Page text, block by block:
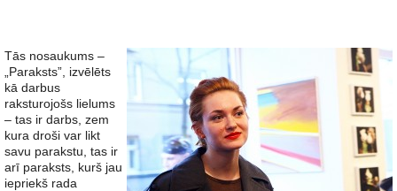
Tās nosaukums –
„Paraksts”, izvēlēts
kā darbus
raksturojošs lielums
– tas ir darbs, zem
kura droši var likt
savu parakstu, tas ir
arī paraksts, kurš jau
iepriekš rada